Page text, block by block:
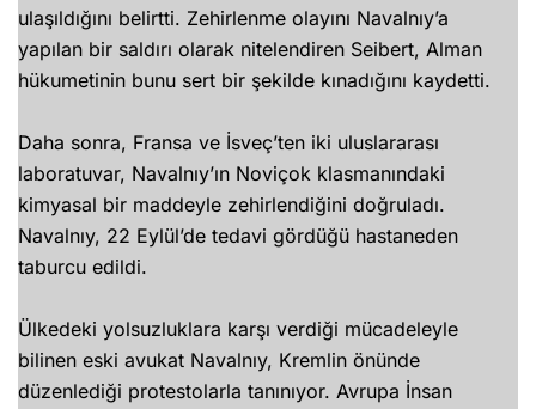
ulaşıldığını belirtti. Zehirlenme olayını Navalnıy’a
yapılan bir saldırı olarak nitelendiren Seibert, Alman
hükumetinin bunu sert bir şekilde kınadığını kaydetti.
Daha sonra, Fransa ve İsveç’ten iki uluslararası
laboratuvar, Navalnıy’ın Noviçok klasmanındaki
kimyasal bir maddeyle zehirlendiğini doğruladı.
Navalnıy, 22 Eylül’de tedavi gördüğü hastaneden
taburcu edildi.
Ülkedeki yolsuzluklara karşı verdiği mücadeleyle
bilinen eski avukat Navalnıy, Kremlin önünde
düzenlediği protestolarla tanınıyor. Avrupa İnsan